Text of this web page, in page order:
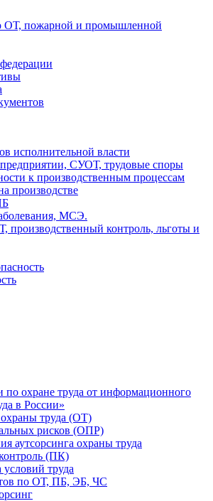
ОТ, пожарной и промышленной
исполнительной власти
СУОТ, трудовые споры
к производственным процессам
производстве
МСЭ.
производственный контроль, льготы и
по охране труда от информационного
в России»
труда (ОТ)
рисков (ОПР)
аутсорсинга охраны труда
(ПК)
труда
по ОТ, ПБ, ЭБ, ЧС